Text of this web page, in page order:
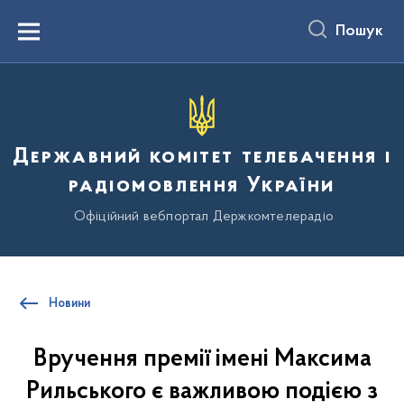
вмістуMenu Пошук
Державний комітет телебачення і
радіомовлення України
Офіційний вебпортал Держкомтелерадіо
Новини
Вручення премії імені Максима
Рильського є важливою подією з